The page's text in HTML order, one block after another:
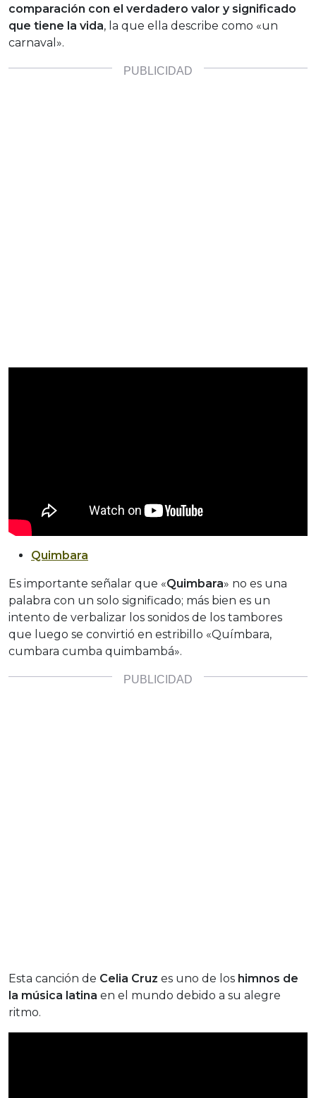
comparación con el verdadero valor y significado
que tiene la vida, la que ella describe como «un
carnaval».
Quimbara
Es importante señalar que «Quimbara» no es una
palabra con un solo significado; más bien es un
intento de verbalizar los sonidos de los tambores
que luego se convirtió en estribillo «Químbara,
cumbara cumba quimbambá».
Esta canción de Celia Cruz es uno de los himnos de
la música latina en el mundo debido a su alegre
ritmo.